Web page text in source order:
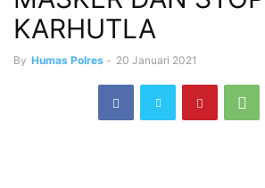
KARHUTLA
By Humas Polres - 20 Januari 2021